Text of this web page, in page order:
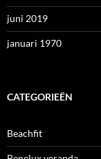
juni 2019
januari 1970
CATEGORIEËN
Beachfit